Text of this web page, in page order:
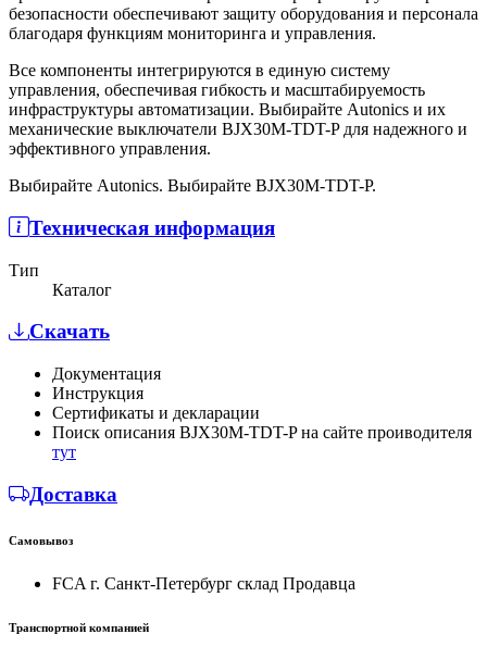
безопасности обеспечивают защиту оборудования и персонала
благодаря функциям мониторинга и управления.
Все компоненты интегрируются в единую систему
управления, обеспечивая гибкость и масштабируемость
инфраструктуры автоматизации. Выбирайте Autonics и их
механические выключатели BJX30M-TDT-P для надежного и
эффективного управления.
Выбирайте Autonics. Выбирайте BJX30M-TDT-P.
Техническая информация
Тип
Каталог
Скачать
Документация
Инструкция
Сертификаты и декларации
Поиск описания BJX30M-TDT-P на сайте проиводителя
тут
Доставка
Самовывоз
FCA г. Санкт-Петербург склад Продавца
Транспортной компанией